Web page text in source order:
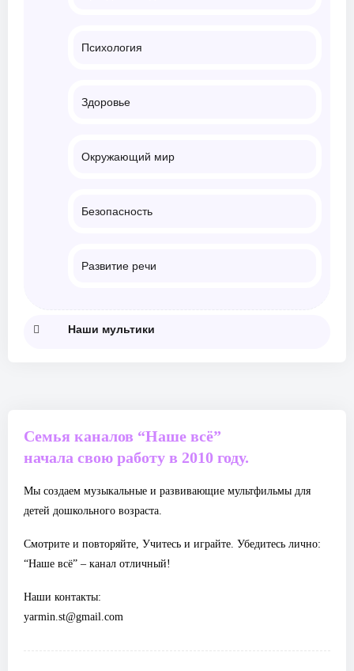
Психология
Здоровье
Окружающий мир
Безопасность
Развитие речи
Наши мультики
Семья каналов “Наше всё”
начала свою работу в 2010 году.
Мы создаем музыкальные и развивающие мультфильмы для
детей дошкольного возраста.
Смотрите и повторяйте, Учитесь и играйте. Убедитесь лично:
“Наше всё” – канал отличный!
Наши контакты:
yarmin.st@gmail.com